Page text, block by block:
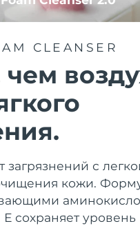
CLEANSER
чем
загрязнений с
кожи.
сохраняет уровень